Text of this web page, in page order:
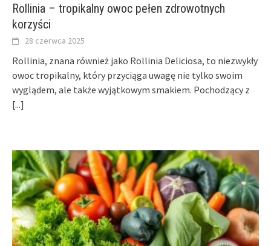
Rollinia – tropikalny owoc pełen zdrowotnych
korzyści
28 czerwca 2025
Rollinia, znana również jako Rollinia Deliciosa, to niezwykły
owoc tropikalny, który przyciąga uwagę nie tylko swoim
wyglądem, ale także wyjątkowym smakiem. Pochodzący z
[...]